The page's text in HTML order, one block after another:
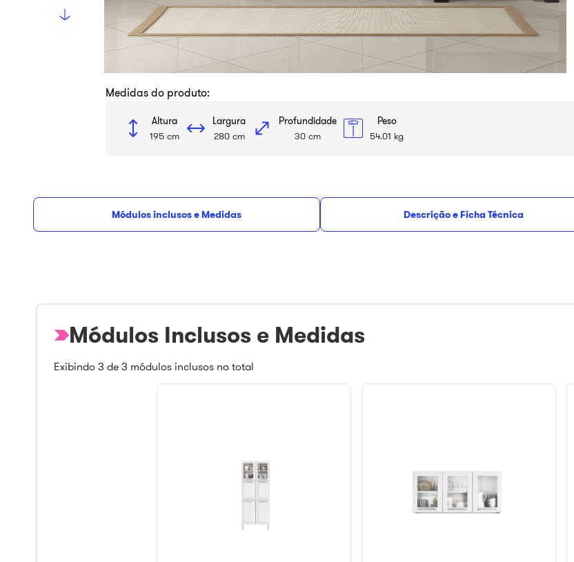
Medidas do produto:
Altura
195 cm
Largura
280 cm
Profundidade
30 cm
Peso
54.01 kg
Módulos inclusos e Medidas Descrição e Ficha Técnica
Módulos Inclusos e Medidas
Exibindo 3 de 3 módulos inclusos no total